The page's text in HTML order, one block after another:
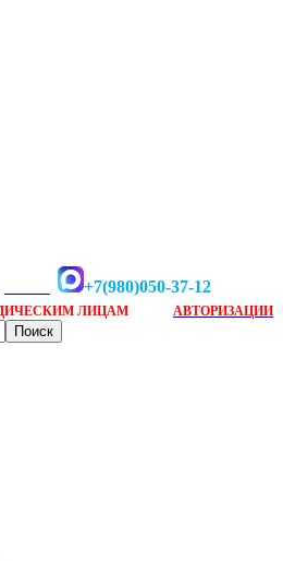
+7(980)050-37-12
ЛИЦАМ АВТОРИЗАЦИИ